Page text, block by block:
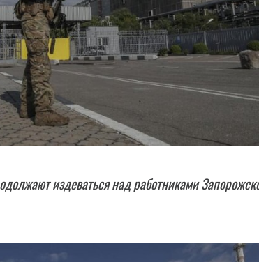
издеваться над работниками